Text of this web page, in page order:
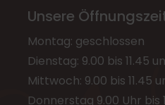
Unsere
Montag: geschlossen
Dienstag: 9.00 bis 11.45
Mittwoch: 9.00 bis 11.45
Donnerstag 9.00 Uhr bis